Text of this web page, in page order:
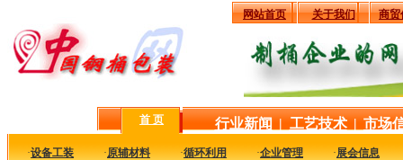
网站首页 关于我们 商贸
首 页 行业新闻 | 工艺技术 | 市场
·设备工装 ·原辅材料 ·循环利用 ·企业管理 ·展会信息